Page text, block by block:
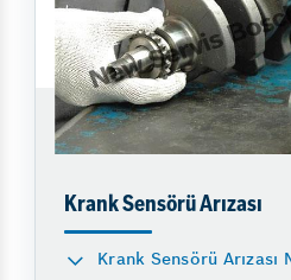
Krank Sensörü Arızası
Krank Sensörü Arızası